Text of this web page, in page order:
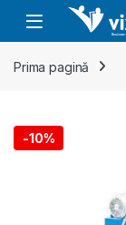
Skip to navigation
Skip to content
Prima pagină
-10%